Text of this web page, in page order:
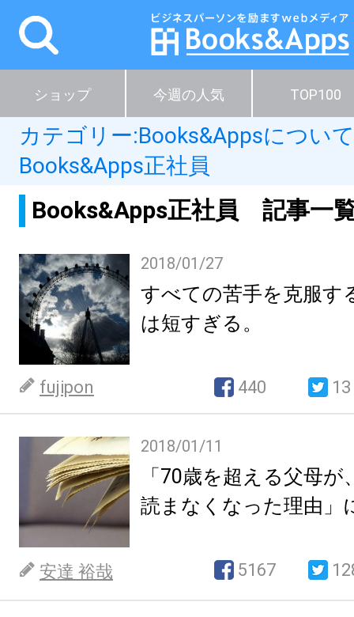
ショップ 今週の人気 TOP100
カテゴリー:Books&Appsについて
Books&Apps正社員
Books&Apps正社員 記事一
2018/01/27
すべての苦手を克服す
は短すぎる。
fujipon 440 13
2018/01/11
「70歳を超える父母
読まなくなった理由」
安達 裕哉 5167